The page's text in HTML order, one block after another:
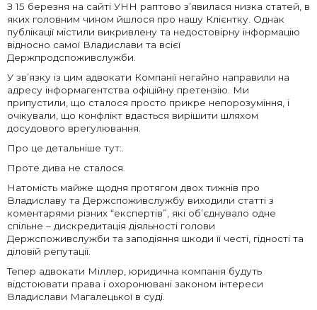
З 15 березня на сайті УНН раптово з’явилася низка статей, в
яких головним чином йшлося про нашу Клієнтку. Однак
публікації містили викривлену та недостовірну інформацію
відносно самої Владислави та всієї
Держпродспоживслужби.
У зв’язку із цим адвокати Компанії негайно направили на
адресу інформагентства офіційну претензію. Ми
припустили, що сталося просто прикре непорозуміння, і
очікували, що конфлікт вдасться вирішити шляхом
досудового врегулювання.
Про це детальніше тут:.
Проте дива не сталося.
Натомість майже щодня протягом двох тижнів про
Владиславу та Держспоживслужбу виходили статті з
коментарями різних “експертів”, які об’єднувало одне
спільне – дискредитація діяльності голови
Держспоживслужби та заподіяння шкоди її честі, гідності та
діловій репутації.
Тепер адвокати Міллер, юридична компанія будуть
відстоювати права і охоронювані законом інтереси
Владислави Магалецької в суді.